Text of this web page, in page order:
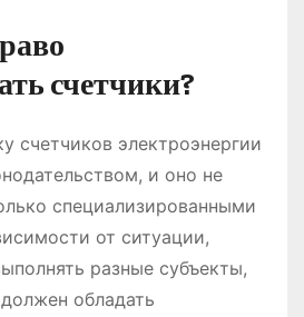
счетчики?
счетчиков электроэнергии
и оно не
специализированными
от ситуации,
разные субъекты,
обладать